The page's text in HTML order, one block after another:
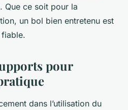
Que ce soit pour la
un bol bien entretenu est
pour
dans l’utilisation du